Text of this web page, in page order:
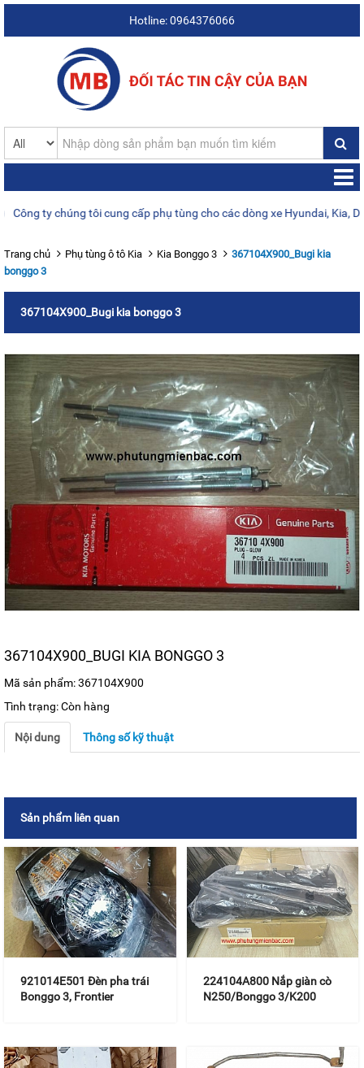
Hotline: 0964376066
ty chúng tôi cung cấp phụ tùng cho các dòng xe Hyundai, Kia,
Trang chủ Phụ tùng ô tô Kia Kia Bonggo 3
367104X900_Bugi kia
bonggo 3
367104X900_Bugi kia bonggo 3
367104X900_BUGI KIA BONGGO 3
Mã sản phẩm: 367104X900
Tình trạng: Còn hàng
Nội dung Thông số kỹ thuật
Sản phẩm liên quan
921014E501 Đèn pha trái
Bonggo 3, Frontier
224104A800 Nắp giàn cò
N250/Bonggo 3/K200